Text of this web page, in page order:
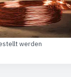
werden